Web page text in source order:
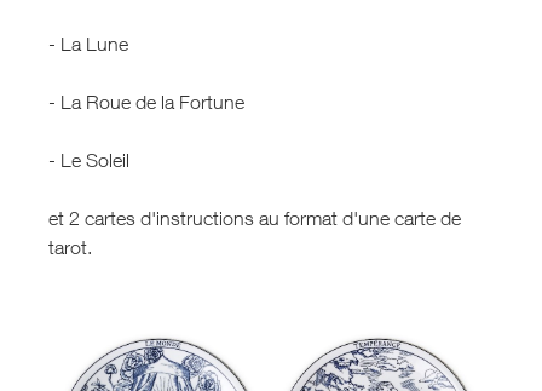
- La Lune
- La Roue de la Fortune
- Le Soleil
et 2 cartes d'instructions au format d'une carte de
tarot.